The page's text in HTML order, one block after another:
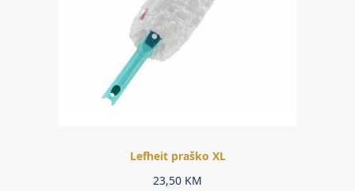
Lefheit praško XL
23,50 KM